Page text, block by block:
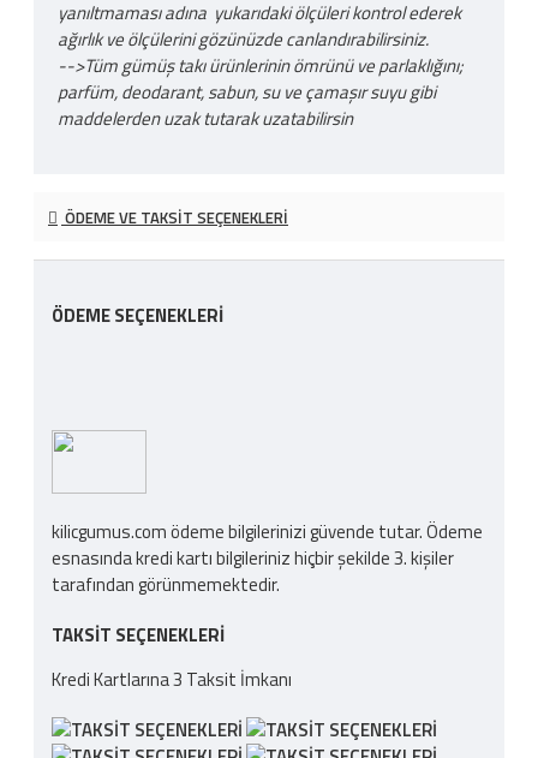
yanıltmaması adına yukarıdaki ölçüleri kontrol ederek
ağırlık ve ölçülerini gözünüzde canlandırabilirsiniz.
-->Tüm gümüş takı ürünlerinin ömrünü ve parlaklığını;
parfüm, deodarant, sabun, su ve çamaşır suyu gibi
maddelerden uzak tutarak uzatabilirsin
ÖDEME VE TAKSIT SEÇENEKLERI
ÖDEME SEÇENEKLERI
kilicgumus.com ödeme bilgilerinizi güvende tutar. Ödeme
esnasında kredi kartı bilgileriniz hiçbir şekilde 3. kişiler
tarafından görünmemektedir.
TAKSIT SEÇENEKLERI
Kredi Kartlarına 3 Taksit İmkanı